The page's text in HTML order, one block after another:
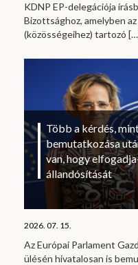
KDNP EP-delegációja
Bizottsághoz, amelyben
(közösségeihez) tartozó
Több a kérdés,
bemutatkozása
van, hogy
állandósítását
2026. 07. 15.
Az Európai Parlament
ülésén hivatalosan is